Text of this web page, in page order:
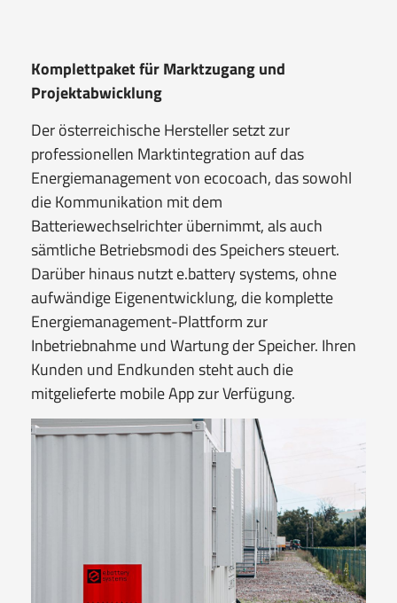
Komplettpaket für Marktzugang und
Projektabwicklung
Der österreichische Hersteller setzt zur
professionellen Marktintegration auf das
Energiemanagement von ecocoach, das sowohl
die Kommunikation mit dem
Batteriewechselrichter übernimmt, als auch
sämtliche Betriebsmodi des Speichers steuert.
Darüber hinaus nutzt e.battery systems, ohne
aufwändige Eigenentwicklung, die komplette
Energiemanagement-Plattform zur
Inbetriebnahme und Wartung der Speicher. Ihren
Kunden und Endkunden steht auch die
mitgelieferte mobile App zur Verfügung.